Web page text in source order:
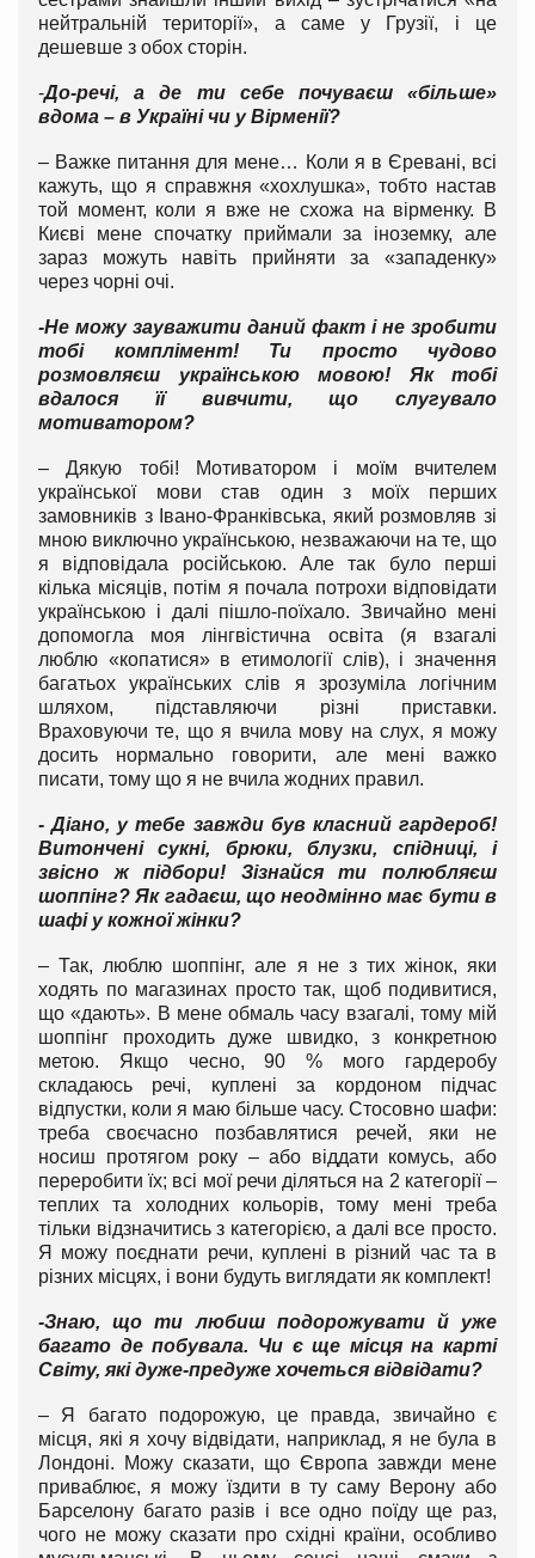
нейтральній території», а саме у Грузії, і це
дешевше з обох сторін.
-До-речі, а де ти себе почуваєш «більше»
вдома – в Україні чи у Вірменії?
– Важке питання для мене… Коли я в Єревані, всі
кажуть, що я справжня «хохлушка», тобто настав
той момент, коли я вже не схожа на вірменку. В
Києві мене спочатку приймали за іноземку, але
зараз можуть навіть прийняти за «западенку»
через чорні очі.
-Не можу зауважити даний факт і не зробити
тобі комплімент! Ти просто чудово
розмовляєш українською мовою! Як тобі
вдалося її вивчити, що слугувало
мотиватором?
– Дякую тобі! Мотиватором і моїм вчителем
української мови став один з моїх перших
замовників з Івано-Франківська, який розмовляв зі
мною виключно українською, незважаючи на те, що
я відповідала російською. Але так було перші
кілька місяців, потім я почала потрохи відповідати
українською і далі пішло-поїхало. Звичайно мені
допомогла моя лінгвістична освіта (я взагалі
люблю «копатися» в етимології слів), і значення
багатьох українських слів я зрозуміла логічним
шляхом, підставляючи різні приставки.
Враховуючи те, що я вчила мову на слух, я можу
досить нормально говорити, але мені важко
писати, тому що я не вчила жодних правил.
- Діано, у тебе завжди був класний гардероб!
Витончені сукні, брюки, блузки, спідниці, і
звісно ж підбори! Зізнайся ти полюбляєш
шоппінг? Як гадаєш, що неодмінно має бути в
шафі у кожної жінки?
– Так, люблю шоппінг, але я не з тих жінок, яки
ходять по магазинах просто так, щоб подивитися,
що «дають». В мене обмаль часу взагалі, тому мій
шоппінг проходить дуже швидко, з конкретною
метою. Якщо чесно, 90 % мого гардеробу
складаюсь речі, куплені за кордоном підчас
відпустки, коли я маю більше часу. Стосовно шафи:
треба своєчасно позбавлятися речей, яки не
носиш протягом року – або віддати комусь, або
переробити їх; всі мої речи діляться на 2 категорії –
теплих та холодних кольорів, тому мені треба
тільки відзначитись з категорією, а далі все просто.
Я можу поєднати речи, куплені в різний час та в
різних місцях, і вони будуть виглядати як комплект!
-Знаю, що ти любиш подорожувати й уже
багато де побувала. Чи є ще місця на карті
Світу, які дуже-предуже хочеться відвідати?
– Я багато подорожую, це правда, звичайно є
місця, які я хочу відвідати, наприклад, я не була в
Лондоні. Можу сказати, що Європа завжди мене
приваблює, я можу їздити в ту саму Верону або
Барселону багато разів і все одно поїду ще раз,
чого не можу сказати про східні країни, особливо